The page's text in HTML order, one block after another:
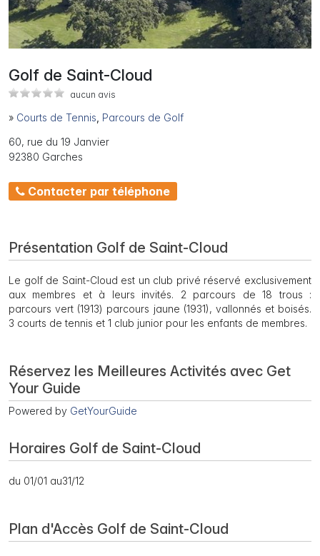
Golf de Saint-Cloud
aucun avis
» Courts de Tennis Parcours de Golf
60, rue du 19 Janvier
92380 Garches
Contacter par téléphone
Présentation Golf de Saint-Cloud
Le golf de Saint-Cloud est un club privé réservé exclusivement
aux membres et à leurs invités. 2 parcours de 18 trous :
parcours vert (1913) parcours jaune (1931), vallonnés et boisés.
3 courts de tennis et 1 club junior pour les enfants de membres.
Réservez les Meilleures Activités avec Get
Your Guide
Powered by GetYourGuide
Horaires Golf de Saint-Cloud
du 01/01 au31/12
Plan d'Accès Golf de Saint-Cloud